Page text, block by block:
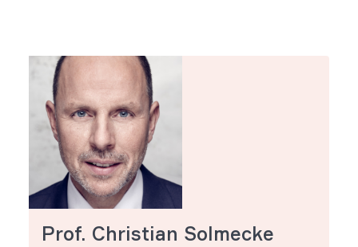
Prof. Christian Solmecke